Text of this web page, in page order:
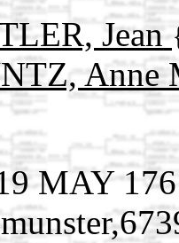
Jean
Anne
MAY